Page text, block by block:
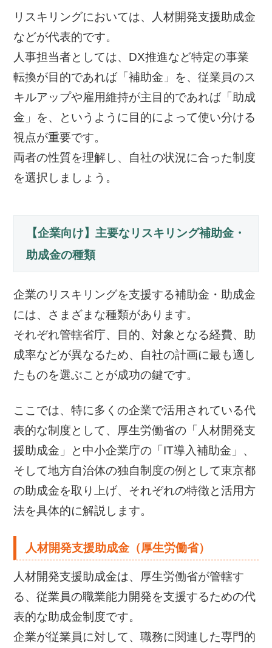
リスキリングにおいては、人材開発支援助成金
などが代表的です。
人事担当者としては、DX推進など特定の事業
転換が目的であれば「補助金」を、従業員のス
キルアップや雇用維持が主目的であれば「助成
金」を、というように目的によって使い分ける
視点が重要です。
両者の性質を理解し、自社の状況に合った制度
を選択しましょう。
【企業向け】主要なリスキリング補助金・
助成金の種類
企業のリスキリングを支援する補助金・助成金
には、さまざまな種類があります。
それぞれ管轄省庁、目的、対象となる経費、助
成率などが異なるため、自社の計画に最も適し
たものを選ぶことが成功の鍵です。
ここでは、特に多くの企業で活用されている代
表的な制度として、厚生労働省の「人材開発支
援助成金」と中小企業庁の「IT導入補助金」、
そして地方自治体の独自制度の例として東京都
の助成金を取り上げ、それぞれの特徴と活用方
法を具体的に解説します。
人材開発支援助成金（厚生労働省）
人材開発支援助成金は、厚生労働省が管轄す
る、従業員の職業能力開発を支援するための代
表的な助成金制度です。
企業が従業員に対して、職務に関連した専門的